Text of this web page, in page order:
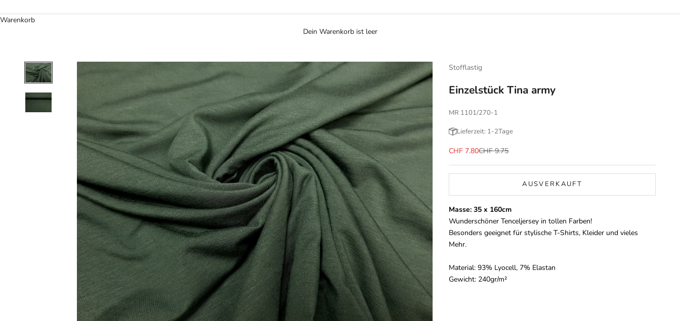
Warenkorb
Dein Warenkorb ist leer
Stofflastig
Einzelstück Tina army
MR 1101/270-1
Lieferzeit: 1-2Tage
Angebot
CHF 7.80Regulärer Preis
CHF 9.75
AUSVERKAUFT
Masse: 35 x 160cm
Wunderschöner Tenceljersey in tollen Farben!
Besonders geeignet für stylische T-Shirts, Kleider und vieles
Mehr.
Material: 93% Lyocell, 7% Elastan
Gewicht: 240gr/m²